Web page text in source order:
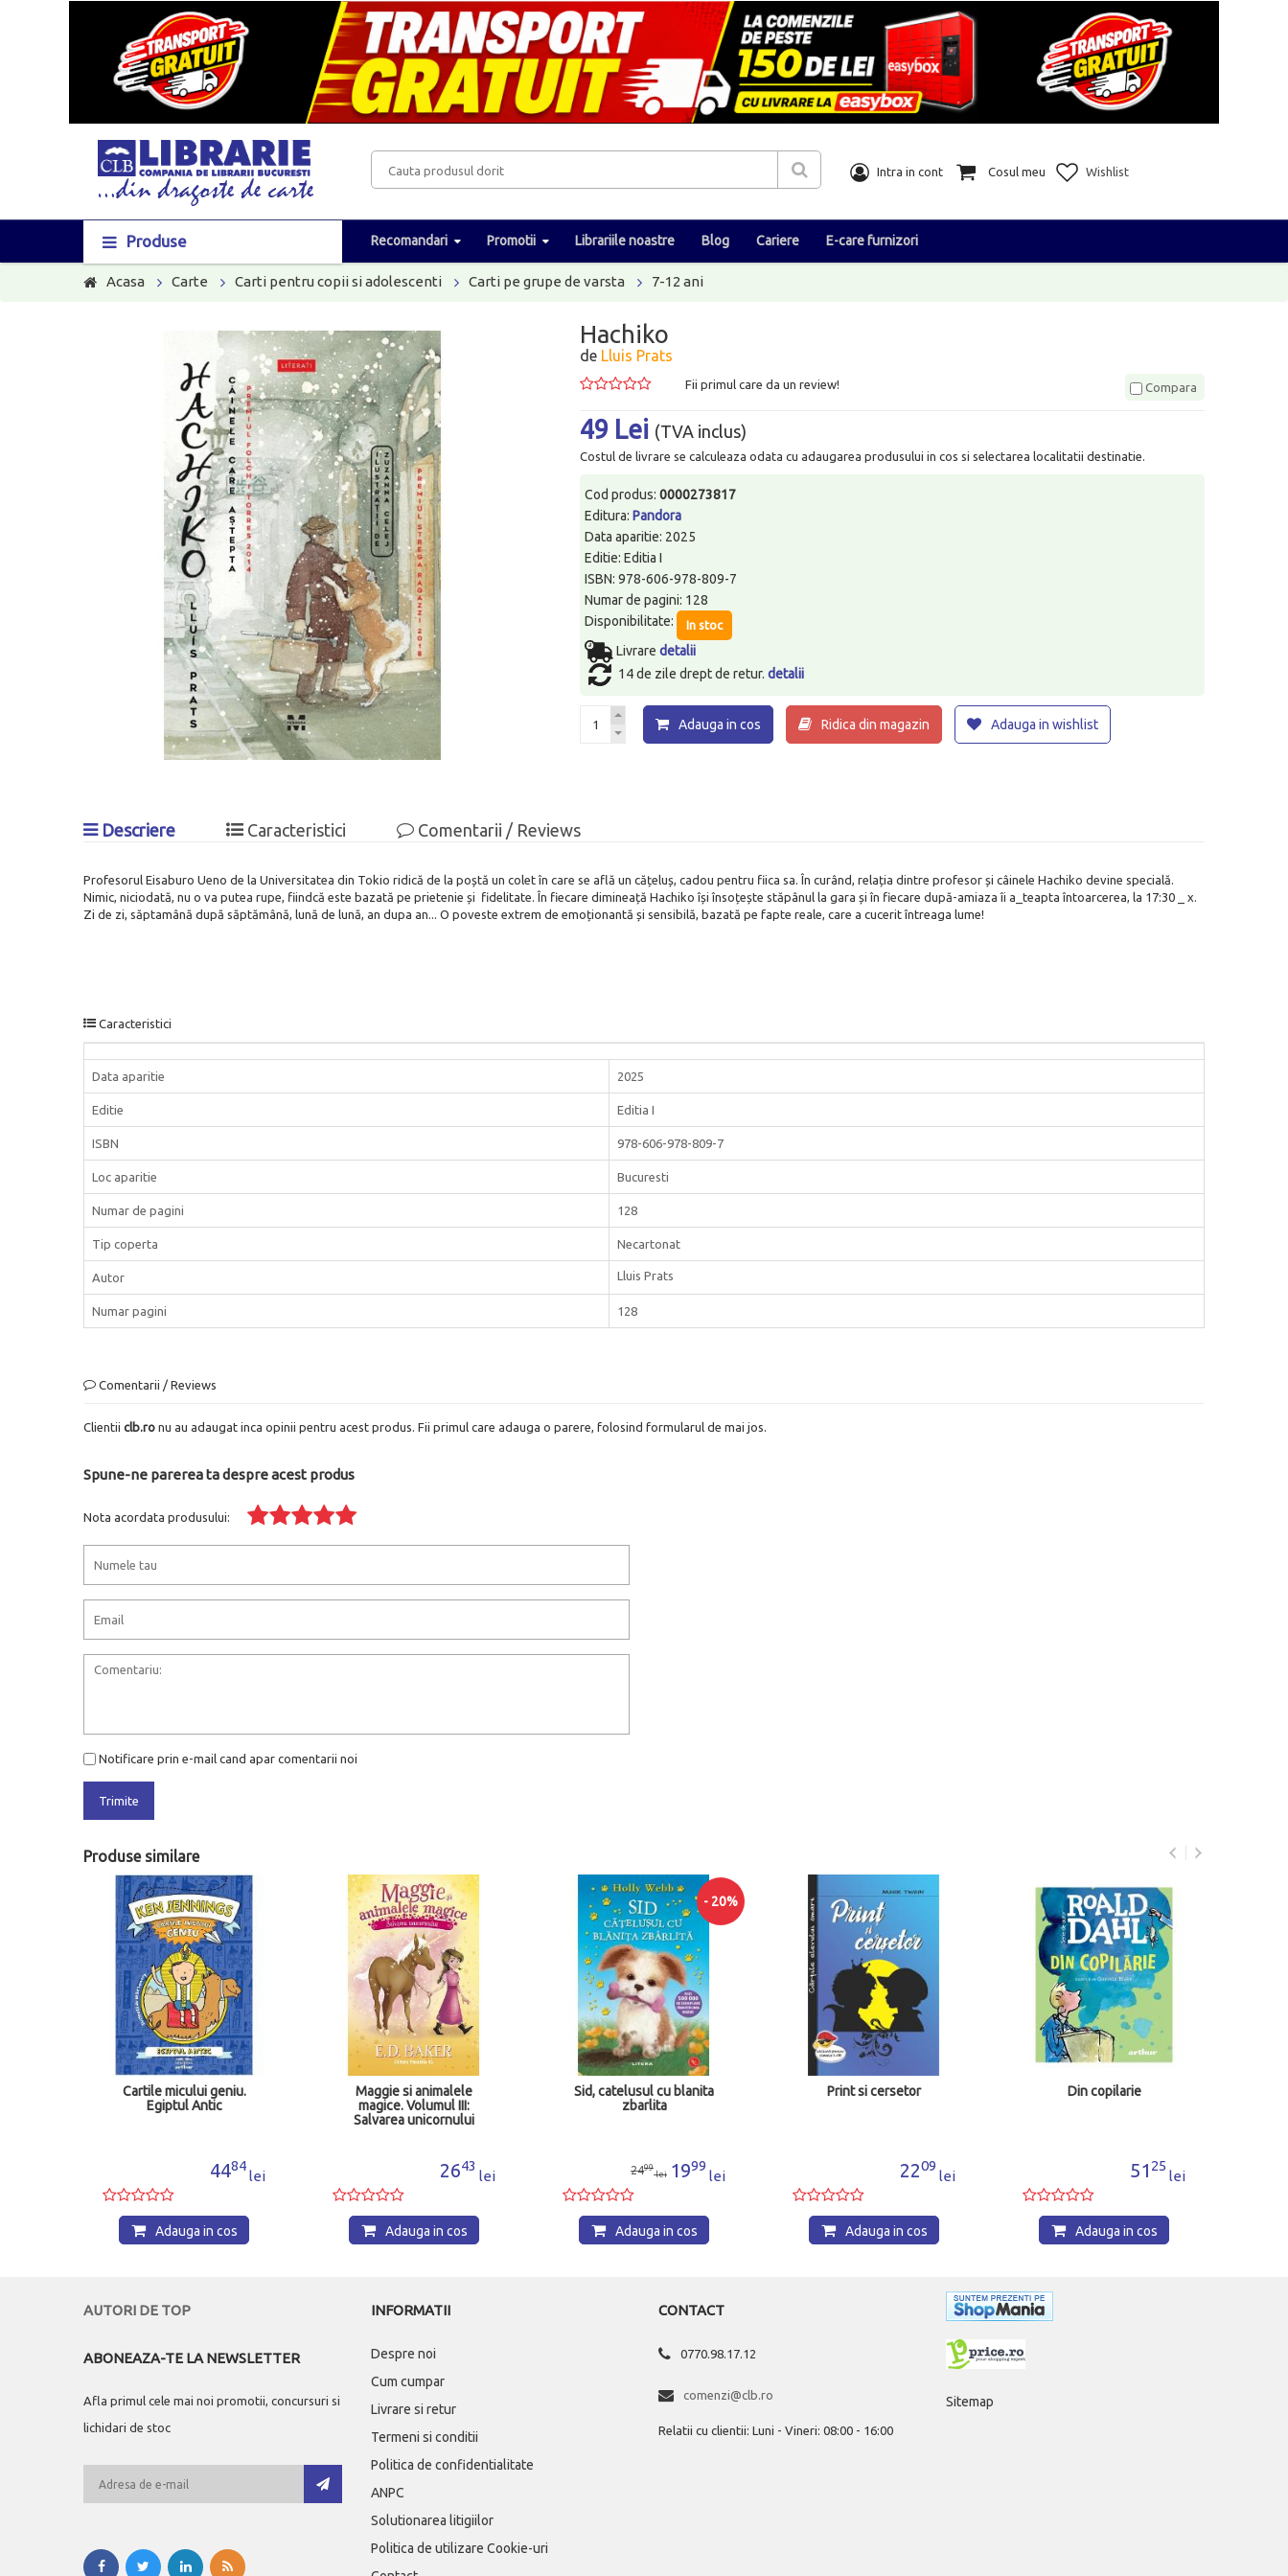
Intra in cont Cosul meu Wishlist
Produse Recomandari Promotii Librariile noastre Blog Cariere E-care furnizori
Acasa Carte Carti pentru copii si adolescenti Carti pe grupe de varsta 7-12 ani
Hachiko
de Lluis Prats
Fii primul care da un review! Compara
49 Lei (TVA inclus)
Costul de livrare se calculeaza odata cu adaugarea produsului in cos si selectarea localitatii destinatie.
Cod produs:0000273817
Editura:Pandora
Data aparitie: 2025
Editie: Editia I
ISBN: 978-606-978-809-7
Numar de pagini: 128
Disponibilitate:
In stoc
Livraredetalii
14 de zile drept de retur.detalii
Adauga in cos Ridica din magazin Adauga in wishlist
Descriere Caracteristici Comentarii / Reviews
Profesorul Eisaburo Ueno de la Universitatea din Tokio ridică de la poștă un colet în care se află un cățeluș, cadou pentru fiica sa. În curând, relația dintre profesor și câinele Hachiko devine specială.
Nimic, niciodată, nu o va putea rupe, fiindcă este bazată pe prietenie și fidelitate. În fiecare dimineață Hachiko își însoțește stăpânul la gara și în fiecare după-amiaza îi a_teapta întoarcerea, la 17:30 _ x.
Zi de zi, săptamână după săptămână, lună de lună, an dupa an... O poveste extrem de emoționantă și sensibilă, bazată pe fapte reale, care a cucerit întreaga lume!
Caracteristici
Data aparitie 2025
Editie Editia I
ISBN 978-606-978-809-7
Loc aparitie Bucuresti
Numar de pagini 128
Tip coperta Necartonat
Autor Lluis Prats
Numar pagini 128
Comentarii / Reviews
Clientii clb.ro nu au adaugat inca opinii pentru acest produs. Fii primul care adauga o parere, folosind formularul de mai jos.
Spune-ne parerea ta despre acest produs
Nota acordata produsului:
Notificare prin e-mail cand apar comentarii noi
Trimite
Produse similare
Cartile micului geniu.
Egiptul Antic
4484
lei
Adauga in cos
Maggie si animalele
magice. Volumul III:
Salvarea unicornului
2643
lei
Adauga in cos
- 20%
Sid, catelusul cu blanita
zbarlita
2499
lei 1999
lei
Adauga in cos
Print si cersetor
2209
lei
Adauga in cos
Din copilarie
51 25
lei
Adauga in cos
AUTORI DE TOP
ABONEAZA-TE LA NEWSLETTER
Afla primul cele mai noi promotii, concursuri si
lichidari de stoc
INFORMATII
Despre noi
Cum cumpar
Livrare si retur
Termeni si conditii
Politica de confidentialitate
ANPC
Solutionarea litigiilor
Politica de utilizare Cookie-uri
CONTACT
0770.98.17.12
comenzi@clb.ro
Relatii cu clientii: Luni - Vineri: 08:00 - 16:00
Sitemap